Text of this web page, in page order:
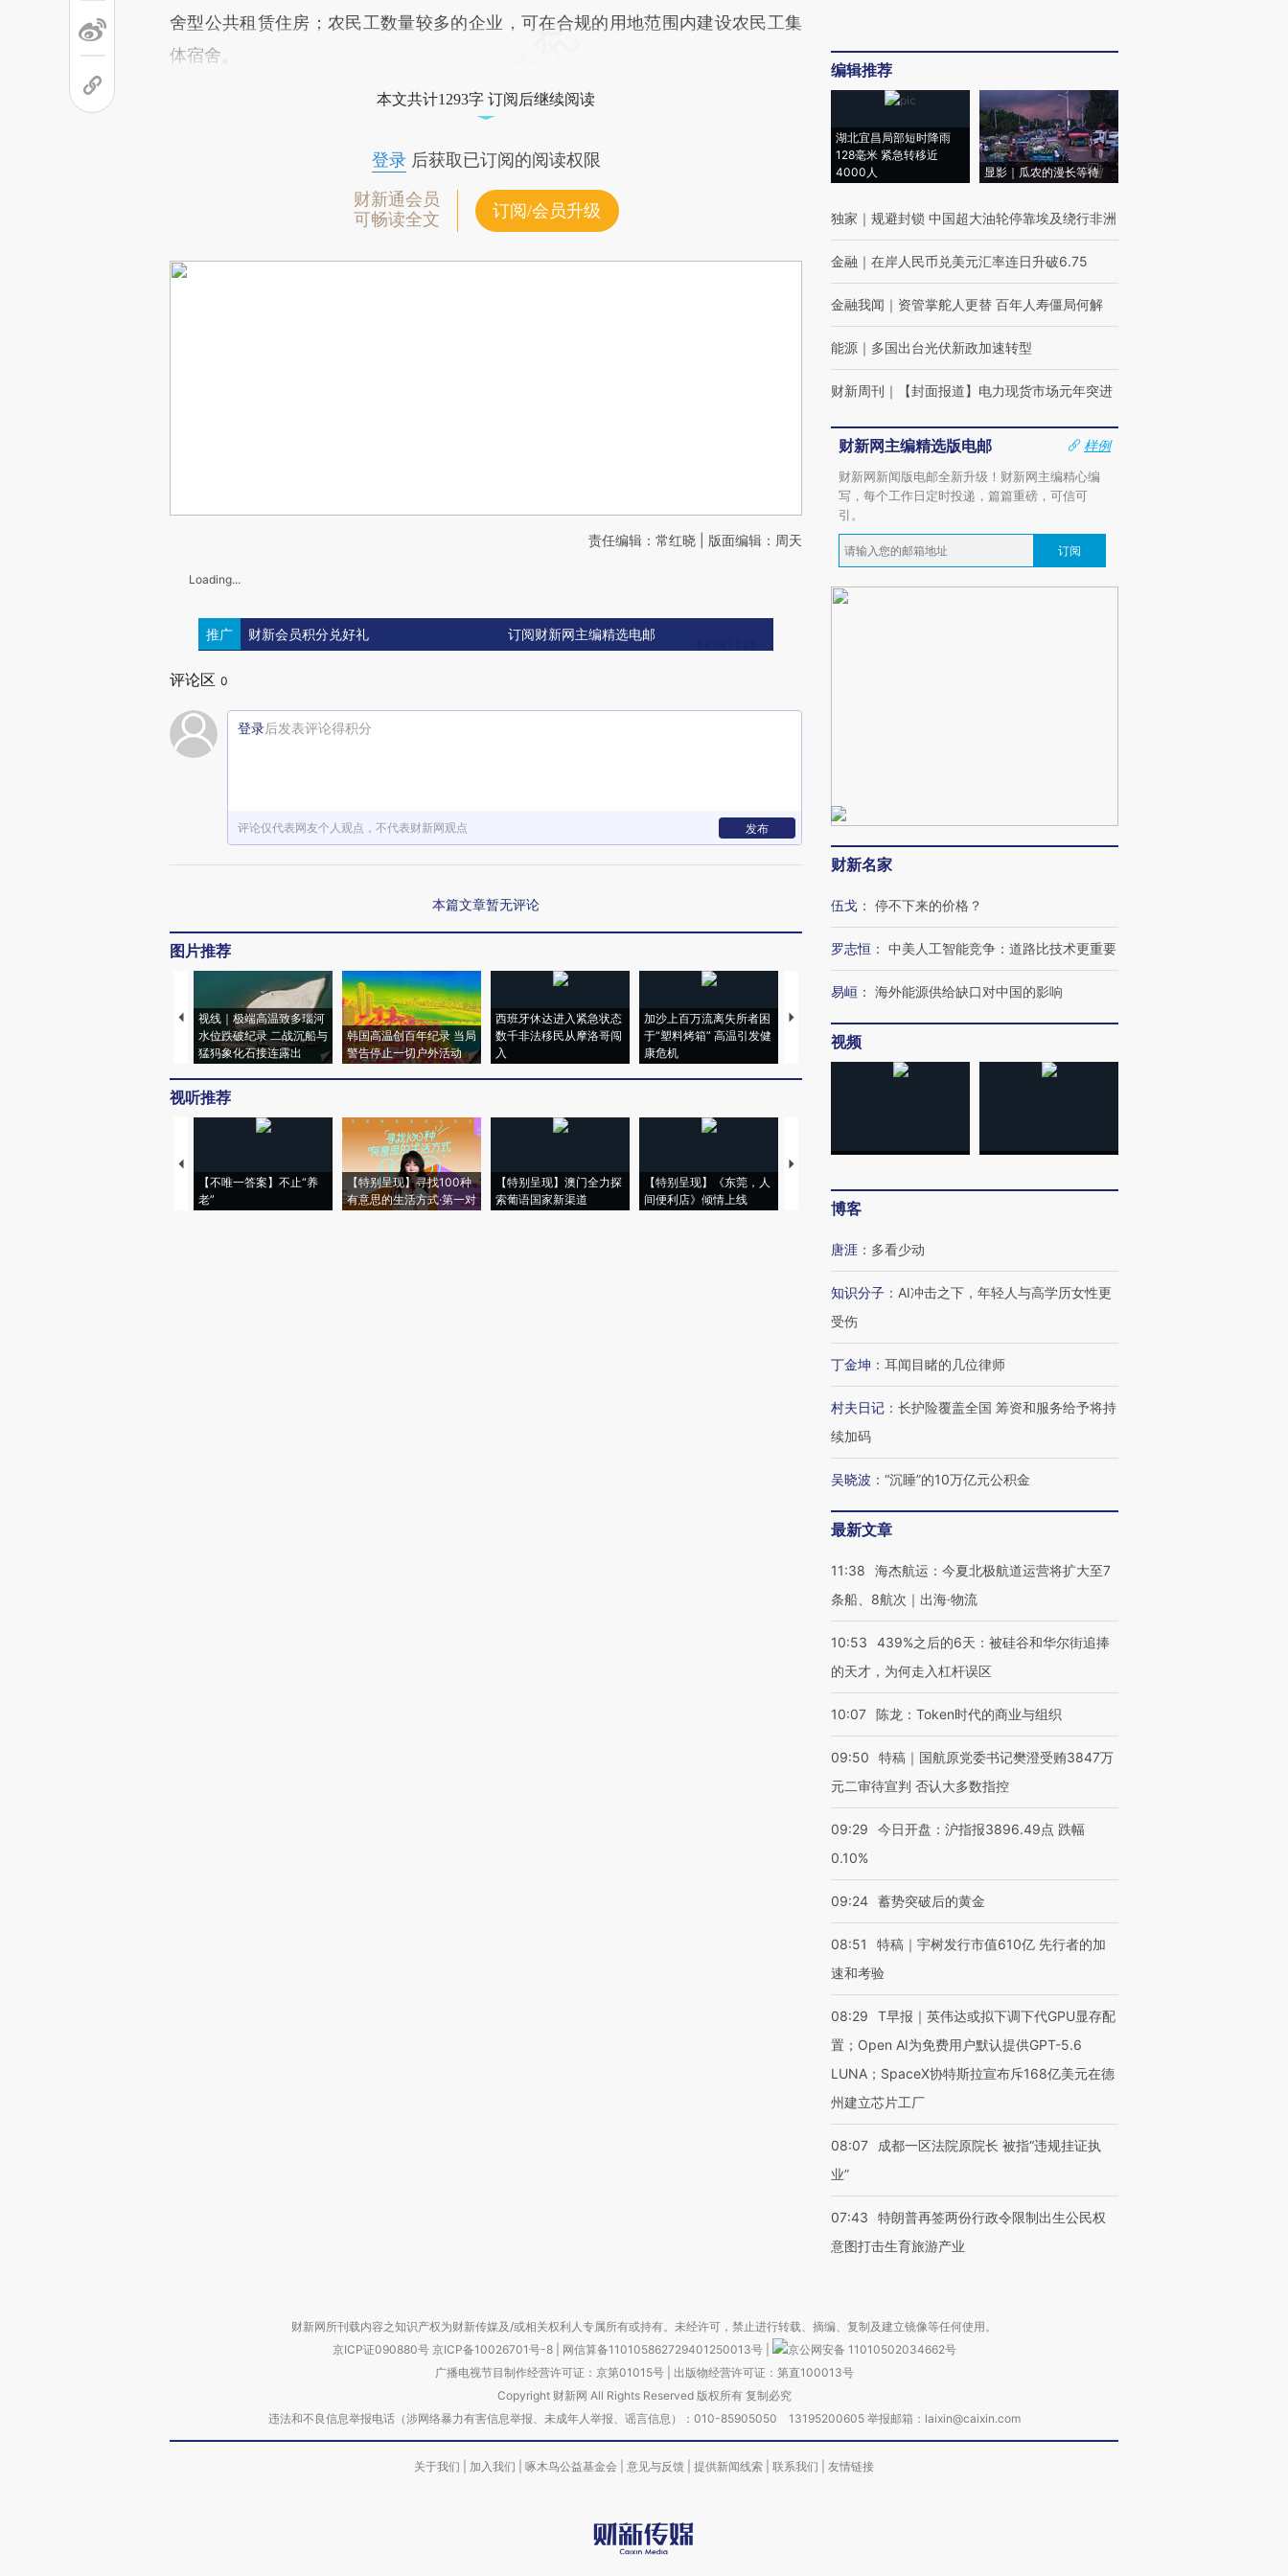
舍型公共租赁住房；农民工数量较多的企业，可在合规的用地范围内建设农民工集
体宿舍。
本文共计1293字 订阅后继续阅读
登录后获取已订阅的阅读权限
财新通会员
可畅读全文
订阅/会员升级
责任编辑：常红晓 | 版面编辑：周天
Loading...
推广 财新会员积分兑好礼 订阅财新网主编精选电邮
评论区 0
登录后发表评论得积分
评论仅代表网友个人观点，不代表财新网观点 发布
本篇文章暂无评论
图片推荐
视线｜极端高温致多瑙河
水位跌破纪录 二战沉船与
猛犸象化石接连露出
韩国高温创百年纪录 当局
警告停止一切户外活动
西班牙休达进入紧急状态
数千非法移民从摩洛哥闯
入
加沙上百万流离失所者困
于“塑料烤箱” 高温引发健
康危机
视线｜HYROX的吸金
术：是什么让中产们甘
心“花钱找虐”？
视听推荐
【不唯一答案】不止“养
老”
【特别呈现】寻找100种
有意思的生活方式·第一对
【特别呈现】澳门全力探
索葡语国家新渠道
【特别呈现】《东莞，人
间便利店》倾情上线
【推广】走进第四届链博
编辑推荐
湖北宜昌局部短时降雨
128毫米 紧急转移近
4000人
显影｜瓜农的漫长等待
独家 ｜ 规避封锁 中国超大油轮停靠埃及绕行非洲
金融 ｜ 在岸人民币兑美元汇率连日升破6.75
金融我闻 ｜ 资管掌舵人更替 百年人寿僵局何解
能源 ｜ 多国出台光伏新政加速转型
财新周刊 ｜ 【封面报道】电力现货市场元年突进
财新网主编精选版电邮
样例
财新网新闻版电邮全新升级！财新网主编精心编
写，每个工作日定时投递，篇篇重磅，可信可
引。
订阅
财新名家
伍戈 ： 停不下来的价格？
罗志恒 ： 中美人工智能竞争：道路比技术更重要
易峘 ： 海外能源供给缺口对中国的影响
视频
博客
唐涯 ： 多看少动
知识分子 ： AI冲击之下，年轻人与高学历女性更
受伤
丁金坤 ： 耳闻目睹的几位律师
村夫日记 ： 长护险覆盖全国 筹资和服务给予将持
续加码
吴晓波 ： “沉睡”的10万亿元公积金
最新文章
11:38
海杰航运：今夏北极航道运营将扩大至7
条船、8航次｜出海·物流
10:53
439%之后的6天：被硅谷和华尔街追捧
的天才，为何走入杠杆误区
10:07 陈龙：Token时代的商业与组织
09:50
特稿｜国航原党委书记樊澄受贿3847万
元二审待宣判 否认大多数指控
09:29
今日开盘：沪指报3896.49点 跌幅
0.10%
09:24 蓄势突破后的黄金
08:51
特稿｜宇树发行市值610亿 先行者的加
速和考验
08:29
T早报｜英伟达或拟下调下代GPU显存配
置；Open AI为免费用户默认提供GPT-5.6
LUNA；SpaceX协特斯拉宣布斥168亿美元在德
州建立芯片工厂
08:07
成都一区法院原院长 被指“违规挂证执
业”
07:43
特朗普再签两份行政令限制出生公民权
意图打击生育旅游产业
财新网所刊载内容之知识产权为财新传媒及/或相关权利人专属所有或持有。未经许可，禁止进行转载、摘编、复制及建立镜像等任何使用。
京ICP证090880号 京ICP备10026701号-8 网信算备110105862729401250013号
京公网安备 11010502034662号
广播电视节目制作经营许可证：京第01015号| 出版物经营许可证：第直100013号
Copyright 财新网 All Rights Reserved 版权所有 复制必究
违法和不良信息举报电话（涉网络暴力有害信息举报、未成年人举报、谣言信息）：010-85905050 13195200605 举报邮箱：laixin@caixin.com
关于我们 加入我们 啄木鸟公益基金会 意见与反馈 提供新闻线索 联系我们 友情链接